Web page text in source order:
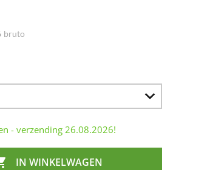
bruto
- verzending26.08.2026!
IN WINKELWAGEN